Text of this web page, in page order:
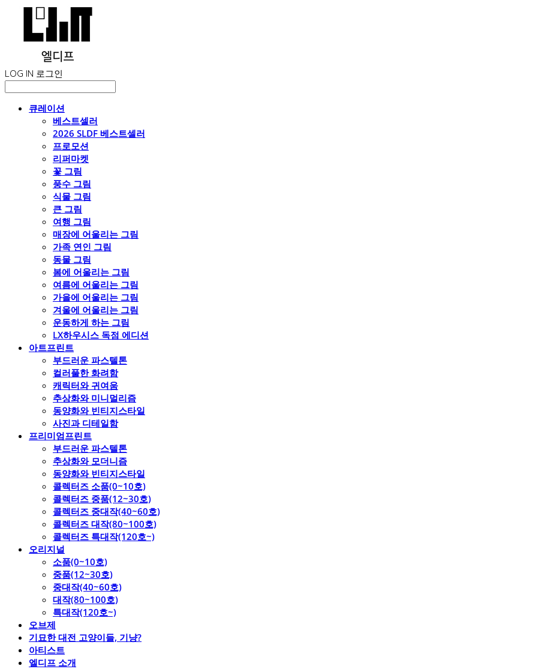
LOG IN 로그인
큐레이션
베스트셀러
2026 SLDF 베스트셀러
프로모션
리퍼마켓
꽃 그림
풍수 그림
식물 그림
큰 그림
여행 그림
매장에 어울리는 그림
가족 연인 그림
동물 그림
봄에 어울리는 그림
여름에 어울리는 그림
가을에 어울리는 그림
겨울에 어울리는 그림
운동하게 하는 그림
LX하우시스 독점 에디션
아트프린트
부드러운 파스텔톤
컬러풀한 화려함
캐릭터와 귀여움
추상화와 미니멀리즘
동양화와 빈티지스타일
사진과 디테일함
프리미엄프린트
부드러운 파스텔톤
추상화와 모더니즘
동양화와 빈티지스타일
콜렉터즈 소품(0~10호)
콜렉터즈 중품(12~30호)
콜렉터즈 중대작(40~60호)
콜렉터즈 대작(80~100호)
콜렉터즈 특대작(120호~)
오리지널
소품(0~10호)
중품(12~30호)
중대작(40~60호)
대작(80~100호)
특대작(120호~)
오브제
기묘한 대전 고양이들, 기냥?
아티스트
엘디프 소개